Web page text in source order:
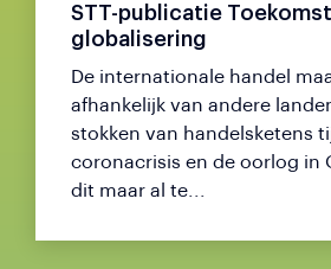
STT-publicatie
globalisering
De internationale handel
afhankelijk van andere
stokken van handelsketens
coronacrisis en de oorlog in
dit maar al te...